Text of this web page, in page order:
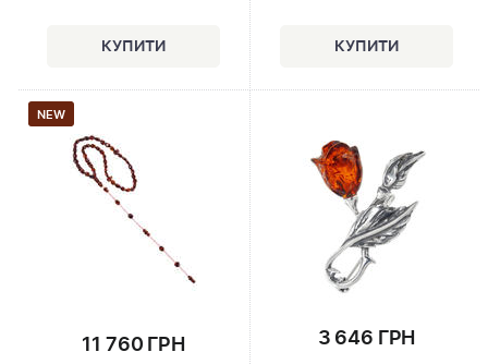
NEW
11 760 ГРН 3 646 ГРН